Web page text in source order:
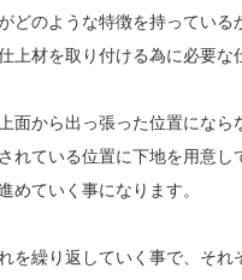
どのような特徴を持っている
上材を取り付ける為に必要な
面から出っ張った位置になら
れている位置に下地を用意し
めていく事になります。
を繰り返していく事で、それ